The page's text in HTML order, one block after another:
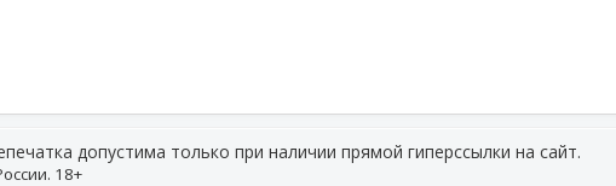
допустима только при наличии прямой гиперссылки на сайт.
18+